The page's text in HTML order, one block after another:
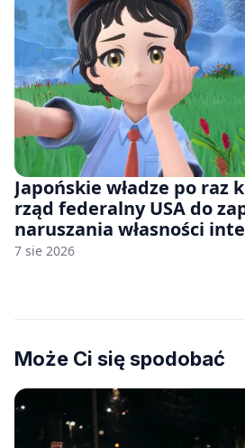
Japońskie władze po raz
rząd federalny USA do
naruszania własności
japońskich gier i anime
7 sie 2026
Może Ci się spodobać